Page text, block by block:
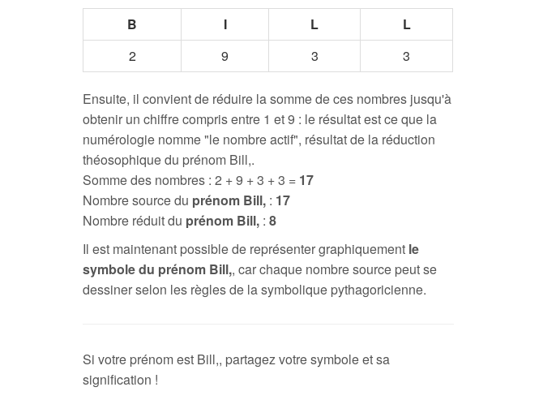
B
I L
L
2
9 3 3
Ensuite, il convient de réduire la somme de ces nombres jusqu'à
obtenir un chiffre compris entre 1 et 9 : le résultat est ce que la
numérologie nomme "le nombre actif", résultat de la réduction
théosophique du prénom Bill,.
Somme des nombres : 2 + 9 + 3 + 3 = 17
Nombre source du prénom Bill, : 17
Nombre réduit du prénom Bill, : 8
Il est maintenant possible de représenter graphiquement le
symbole du prénom Bill,, car chaque nombre source peut se
dessiner selon les règles de la symbolique pythagoricienne.
Si votre prénom est Bill,, partagez votre symbole et sa
signification !